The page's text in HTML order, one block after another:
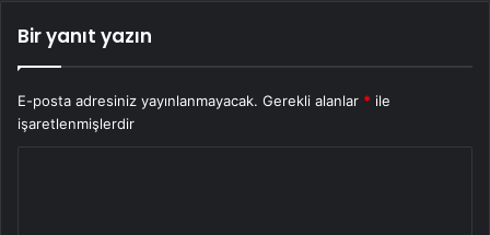
Bir yanıt yazın
E-posta adresiniz yayınlanmayacak. Gerekli alanlar * ile
işaretlenmişlerdir